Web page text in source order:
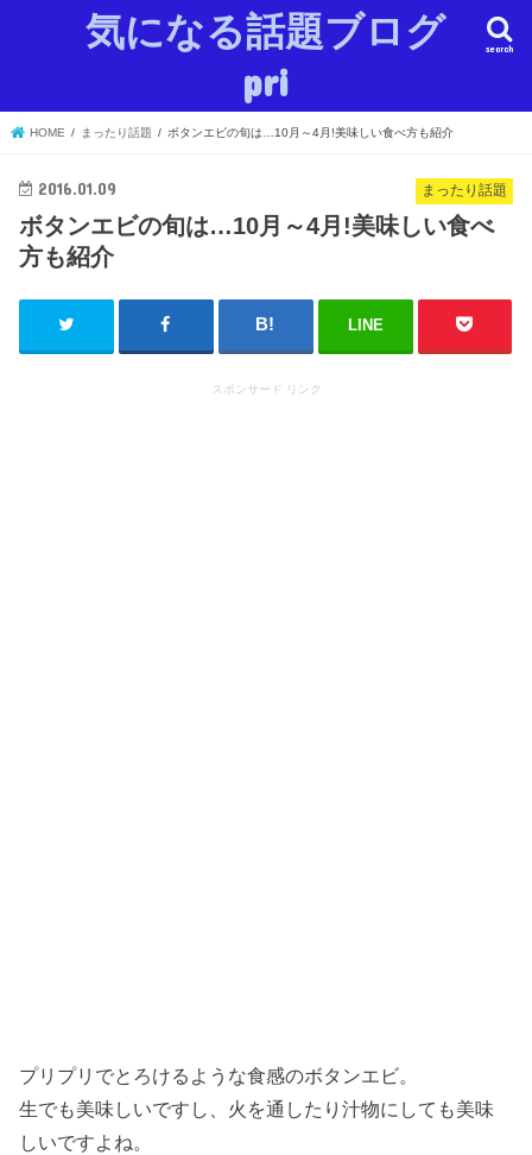
気になる話題ブログ
pri
search
HOME まったり話題 ボタンエビの旬は…10月～4月!美味しい食べ方も紹介
まったり話題
2016.01.09
ボタンエビの旬は…10月～4月!美味しい食べ
方も紹介
LINE
スポンサード リンク
プリプリでとろけるような食感のボタンエビ。
生でも美味しいですし、火を通したり汁物にしても美味
しいですよね。